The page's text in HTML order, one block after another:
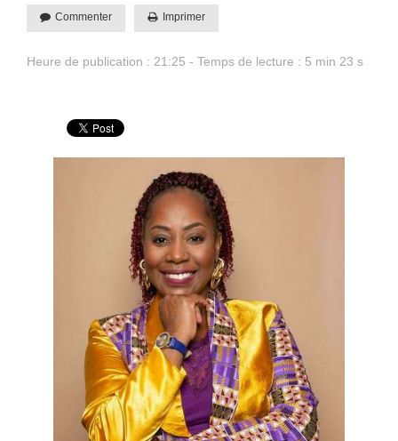
Commenter Imprimer
Heure de publication : 21:25 - Temps de lecture : 5 min 23 s